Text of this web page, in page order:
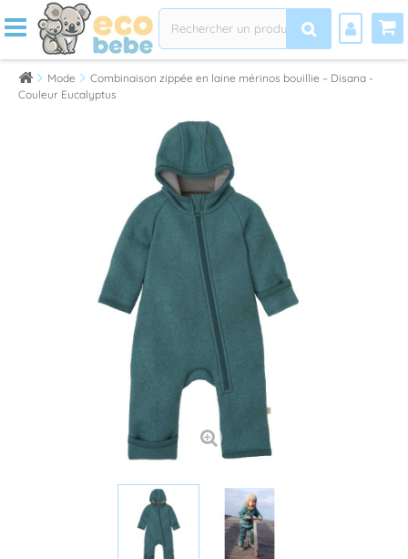
Mode
Combinaison zippée en laine mérinos bouillie – Disana -
Couleur Eucalyptus